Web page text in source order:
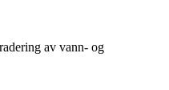
av vann- og